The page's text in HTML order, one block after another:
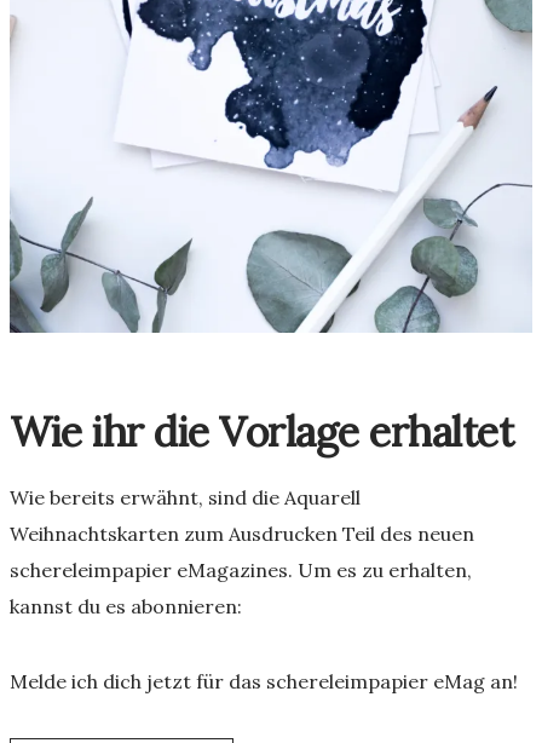
Wie ihr die Vorlage erhaltet
Wie bereits erwähnt, sind die Aquarell
Weihnachtskarten zum Ausdrucken Teil des neuen
schereleimpapier eMagazines. Um es zu erhalten,
kannst du es abonnieren:
Melde ich dich jetzt für das schereleimpapier eMag an!